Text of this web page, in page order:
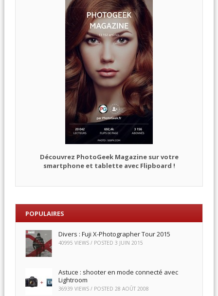
Découvrez PhotoGeek Magazine sur votre
smartphone et tablette avec Flipboard !
POPULAIRES
Divers : Fuji X-Photographer Tour 2015
40995 VIEWS / POSTED 3 JUIN 2015
Astuce : shooter en mode connecté avec
Lightroom
36939 VIEWS / POSTED 28 AOÛT 2008